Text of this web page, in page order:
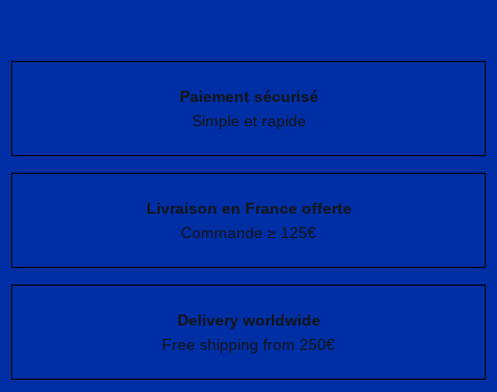
Paiement sécurisé
Simple et rapide
Livraison en France offerte
Commande ≥ 125€
Delivery worldwide
Free shipping from 250€